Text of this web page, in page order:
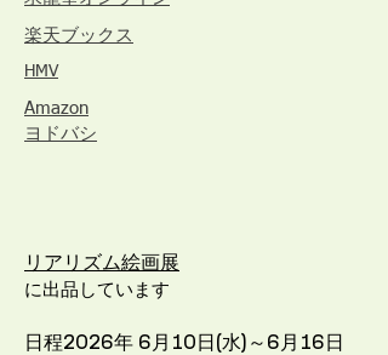
​楽天ブックス
HMV
​Amazon
ヨドバシ
リアリズム絵画展
に出品しています
日程2026年 6月10日(水)～6月16日